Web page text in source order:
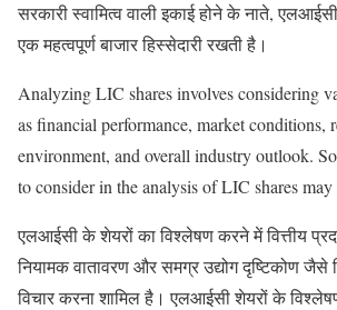
सरकारी स्वामित्व वाली इकाई होने के नाते, एलआईसी
एक महत्वपूर्ण बाजार हिस्सेदारी रखती है।
Analyzing LIC shares involves considering
as financial performance, market conditions,
environment, and overall industry outlook.
to consider in the analysis of LIC shares
एलआईसी के शेयरों का विश्लेषण करने में वित्तीय
नियामक वातावरण और समग्र उद्योग दृष्टिकोण जैसे
विचार करना शामिल है। एलआईसी शेयरों के